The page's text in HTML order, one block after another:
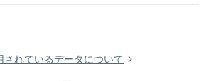
れているデータについて